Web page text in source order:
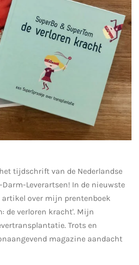
tijdschrift van de Nederlandse
Leverartsen! In de nieuwste
over mijn prentenboek
de verloren kracht'. Mijn
Trots en
magazine aandacht